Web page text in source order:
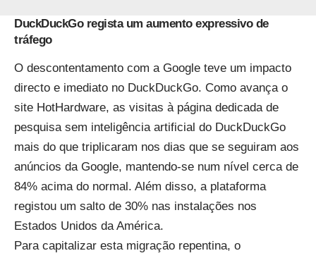
DuckDuckGo regista um aumento expressivo de
tráfego
O descontentamento com a Google teve um impacto
directo e imediato no DuckDuckGo. Como avança o
site HotHardware, as visitas à página dedicada de
pesquisa sem inteligência artificial do DuckDuckGo
mais do que triplicaram nos dias que se seguiram aos
anúncios da Google, mantendo-se num nível cerca de
84% acima do normal. Além disso, a plataforma
registou um salto de 30% nas instalações nos
Estados Unidos da América.
Para capitalizar esta migração repentina, o